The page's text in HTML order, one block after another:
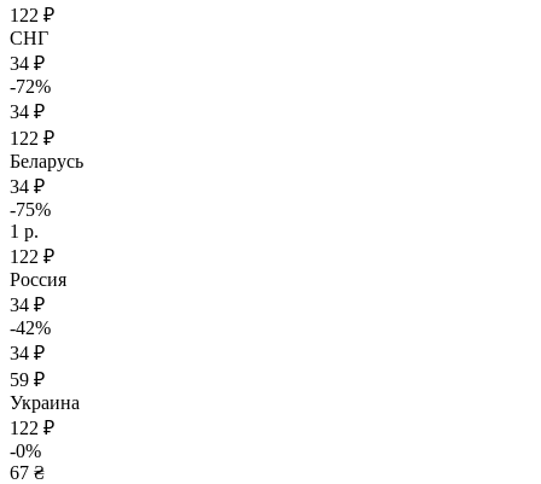
122 ₽
СНГ
34 ₽
-72%
34 ₽
122 ₽
Беларусь
34 ₽
-75%
1 р.
122 ₽
Россия
34 ₽
-42%
34 ₽
59 ₽
Украина
122 ₽
-0%
67 ₴